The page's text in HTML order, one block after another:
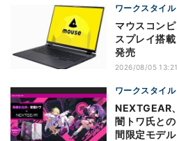
ワークスタイル
マウスコン
スプレイ搭
発売
2026/08/05 13:21
ワークスタイル
NEXTGEAR
闇トワ氏と
間限定モデル